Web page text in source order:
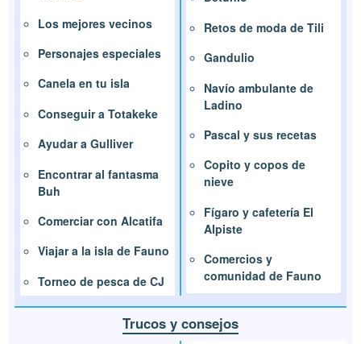
Los mejores vecinos
Personajes especiales
Canela en tu isla
Conseguir a Totakeke
Ayudar a Gulliver
Encontrar al fantasma
Buh
Comerciar con Alcatifa
Viajar a la isla de Fauno
Torneo de pesca de CJ
Retos de moda de Tili
Gandulio
Navío ambulante de
Ladino
Pascal y sus recetas
Copito y copos de
nieve
Fígaro y cafetería El
Alpiste
Comercios y
comunidad de Fauno
Trucos y consejos